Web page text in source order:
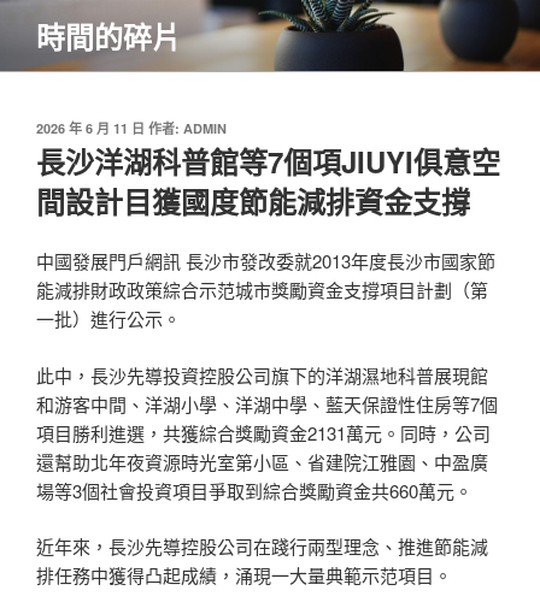
主
時間的碎片
發
佈
於
2026 年 6 月 11 日 作者: ADMIN
長沙洋湖科普館等7個項JIUYI俱意空
間設計目獲國度節能減排資金支撐
中國發展門戶網訊 長沙市發改委就2013年度長沙市國家節
能減排財政政策綜合示范城市獎勵資金支撐項目計劃（第
一批）進行公示。
此中，長沙先導投資控股公司旗下的洋湖濕地科普展現館
和游客中間、洋湖小學、洋湖中學、藍天保證性住房等7個
項目勝利進選，共獲綜合獎勵資金2131萬元。同時，公司
還幫助北年夜資源時光室第小區、省建院江雅園、中盈廣
場等3個社會投資項目爭取到綜合獎勵資金共660萬元。
近年來，長沙先導控股公司在踐行兩型理念、推進節能減
排任務中獲得凸起成績，涌現一大量典範示范項目。